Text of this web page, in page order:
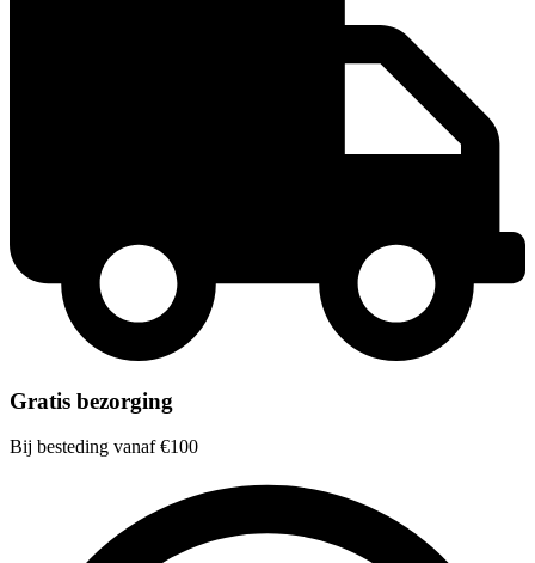
Gratis bezorging
Bij besteding vanaf €100